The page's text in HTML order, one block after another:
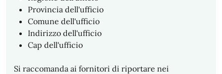
Provincia dell'ufficio
Comune dell'ufficio
Indirizzo dell'ufficio
Cap dell'ufficio
Si raccomanda ai fornitori di riportare nei